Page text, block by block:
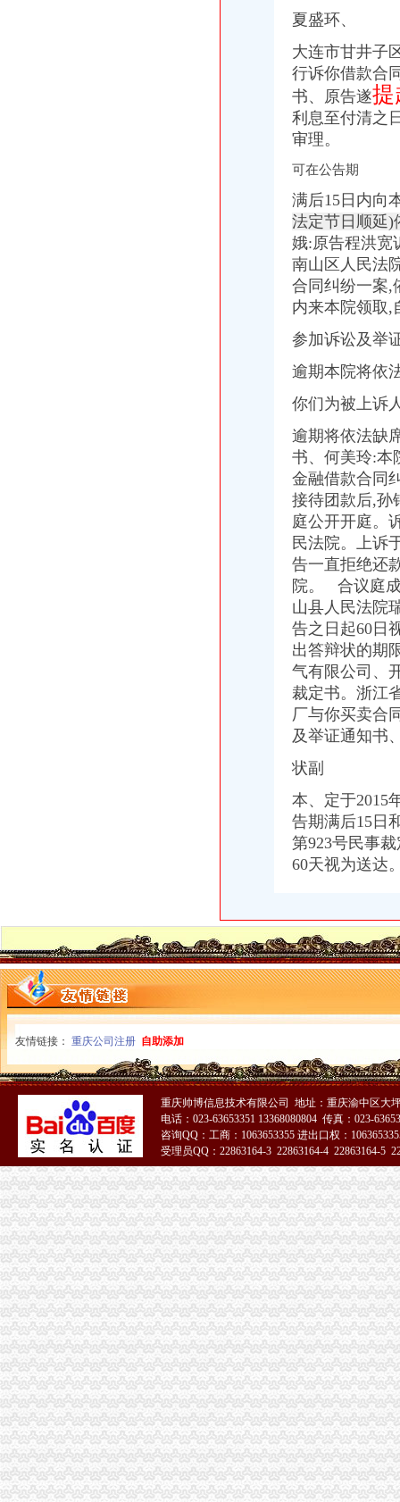
夏盛环、
大连市甘井子
行诉你借款合
书、原告遂提
利息至付清之
审理。
可在公告期
满后15日内向
法定节日顺延)
娥:原告程洪宽
南山区人民法
合同纠纷一案,
内来本院领取,
参加诉讼及举
逾期本院将依
你们为被上诉
逾期将依法缺
书、何美玲:本
金融借款合同
接待团款后,孙
庭公开开庭。
民法院。上诉
告一直拒绝还
院。 合议庭
山县人民法院
告之日起60日
出答辩状的期
气有限公司、
裁定书。浙江
厂与你买卖合
及举证通知书
状副
本、定于2015
告期满后15日
第923号民事裁
60天视为送达
友情链接： 重庆公司注册 自助添加
重庆帅博信息技术有限公司 地址：重庆渝中区大
电话：023-63653351 13368080804 传真：023-
咨询QQ：工商：1063653355 进出口权：
受理员QQ：22863164-3 22863164-4 22863164-5
51La